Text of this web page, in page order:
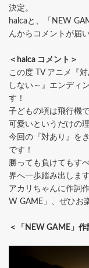
決定。
halcaと、「NEW
んからコメントが届い
＜halca コメント＞
この度 TV アニメ『
しない～』エンディ
す！
子どもの頃は飛行機
可愛いというだけの
今回の『対あり』を
です！
勝っても負けてもす
界へ一歩踏み出しま
アカリちゃんに作詞
W GAME」、ぜひお
＜「NEW GAME」